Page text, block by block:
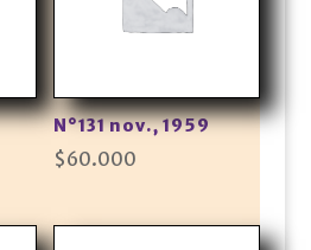
N°131 nov., 1959
$60.000